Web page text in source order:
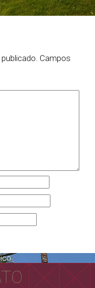
Campos